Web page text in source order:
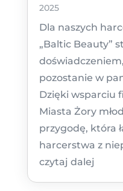
2025
Dla naszych
„Baltic Beauty”
pozostanie w
Dzięki wsparciu
Miasta Żory
przygodę, która
harcerstwa z
czytaj dalej